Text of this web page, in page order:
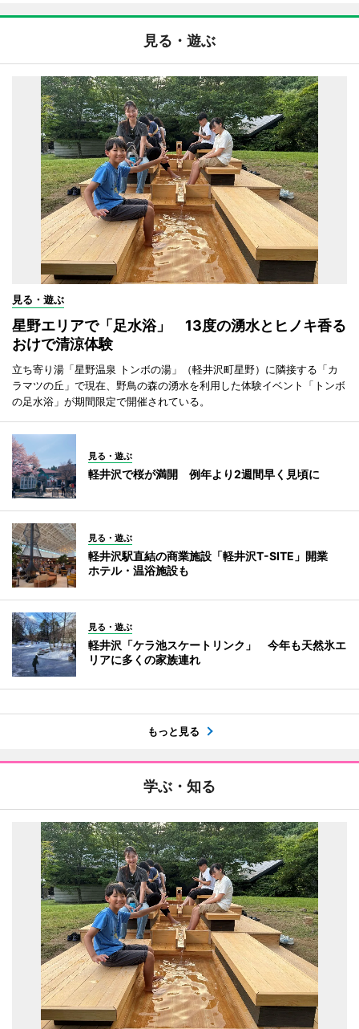
見る・遊ぶ
見る・遊ぶ
星野エリアで「足水浴」 13度の湧水とヒノキ香る
おけで清涼体験
立ち寄り湯「星野温泉 トンボの湯」（軽井沢町星野）に隣接する「カ
ラマツの丘」で現在、野鳥の森の湧水を利用した体験イベント「トンボ
の足水浴」が期間限定で開催されている。
見る・遊ぶ
軽井沢で桜が満開 例年より2週間早く見頃に
見る・遊ぶ
軽井沢駅直結の商業施設「軽井沢T-SITE」開業
ホテル・温浴施設も
見る・遊ぶ
軽井沢「ケラ池スケートリンク」 今年も天然氷エ
リアに多くの家族連れ
もっと見る
学ぶ・知る